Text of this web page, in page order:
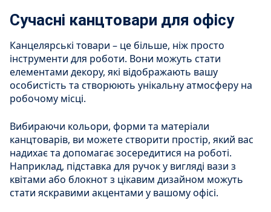
Сучасні канцтовари для офісу
Канцелярські товари – це більше, ніж просто
інструменти для роботи. Вони можуть стати
елементами декору, які відображають вашу
особистість та створюють унікальну атмосферу на
робочому місці.
Вибираючи кольори, форми та матеріали
канцтоварів, ви можете створити простір, який вас
надихає та допомагає зосередитися на роботі.
Наприклад, підставка для ручок у вигляді вази з
квітами або блокнот з цікавим дизайном можуть
стати яскравими акцентами у вашому офісі.